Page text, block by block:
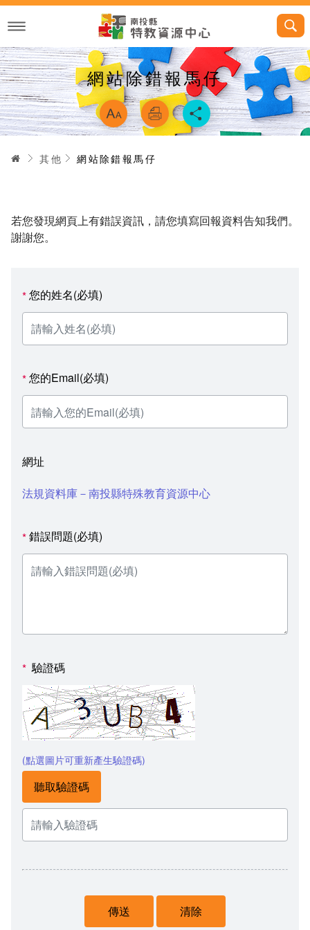
跳
主
內
容
網站除錯報馬仔 略過字型切換
首頁其他 網站除錯報馬仔
若您發現網頁上有錯誤資訊，請您填寫回報資料告知我們。
謝謝您。
*您的姓名(必填)
*您的Email(必填)
網址
法規資料庫－南投縣特殊教育資源中心
*錯誤問題(必填)
* 驗證碼
(點選圖片可重新產生驗證碼)
聽取驗證碼